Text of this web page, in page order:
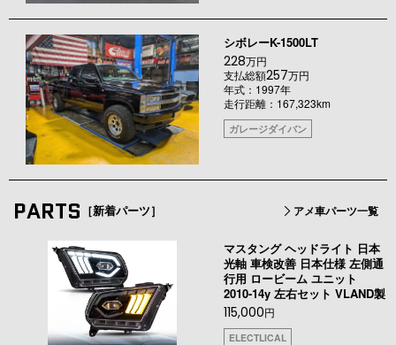
シボレーK-1500LT
228万円
支払総額257万円
年式：1997年
走行距離：167,323km
ガレージダイバン
PARTS ［新着パーツ］ アメ車パーツ一覧
マスタング ヘッドライト 日本
光軸 車検改善 日本仕様 左側通
行用 ロービーム ユニット
2010-14y 左右セット VLAND製
115,000円
ELECTLICAL